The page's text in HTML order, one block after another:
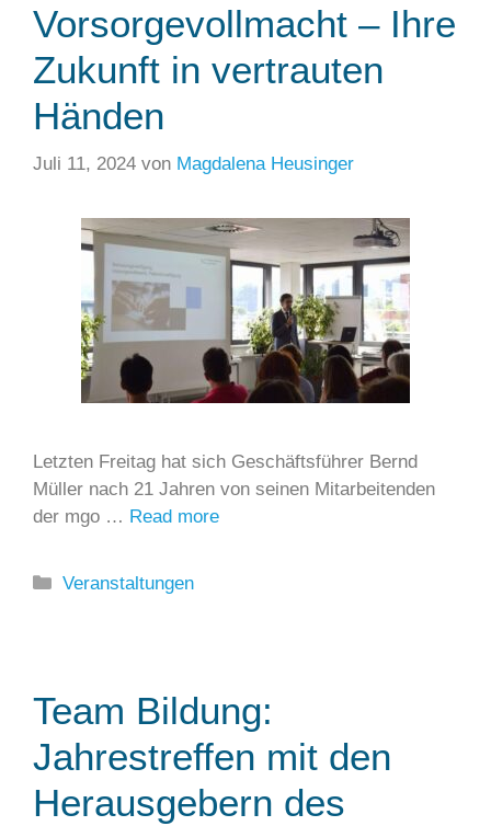
Vorsorgevollmacht – Ihre
Zukunft in vertrauten
Händen
Juli 11, 2024 von Magdalena Heusinger
Letzten Freitag hat sich Geschäftsführer Bernd
Müller nach 21 Jahren von seinen Mitarbeitenden
der mgo … Read more
Kategorien
Veranstaltungen
Team Bildung:
Jahrestreffen mit den
Herausgebern des